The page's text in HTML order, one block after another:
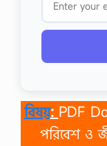
বিষয়: PDF
পরিবেশ ও